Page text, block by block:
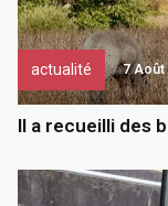
actualité 7 Août
Il a recueilli des